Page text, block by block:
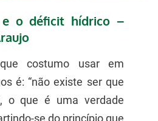
e o déficit hídrico –
costumo usar em
é: “não existe ser que
o que é uma verdade